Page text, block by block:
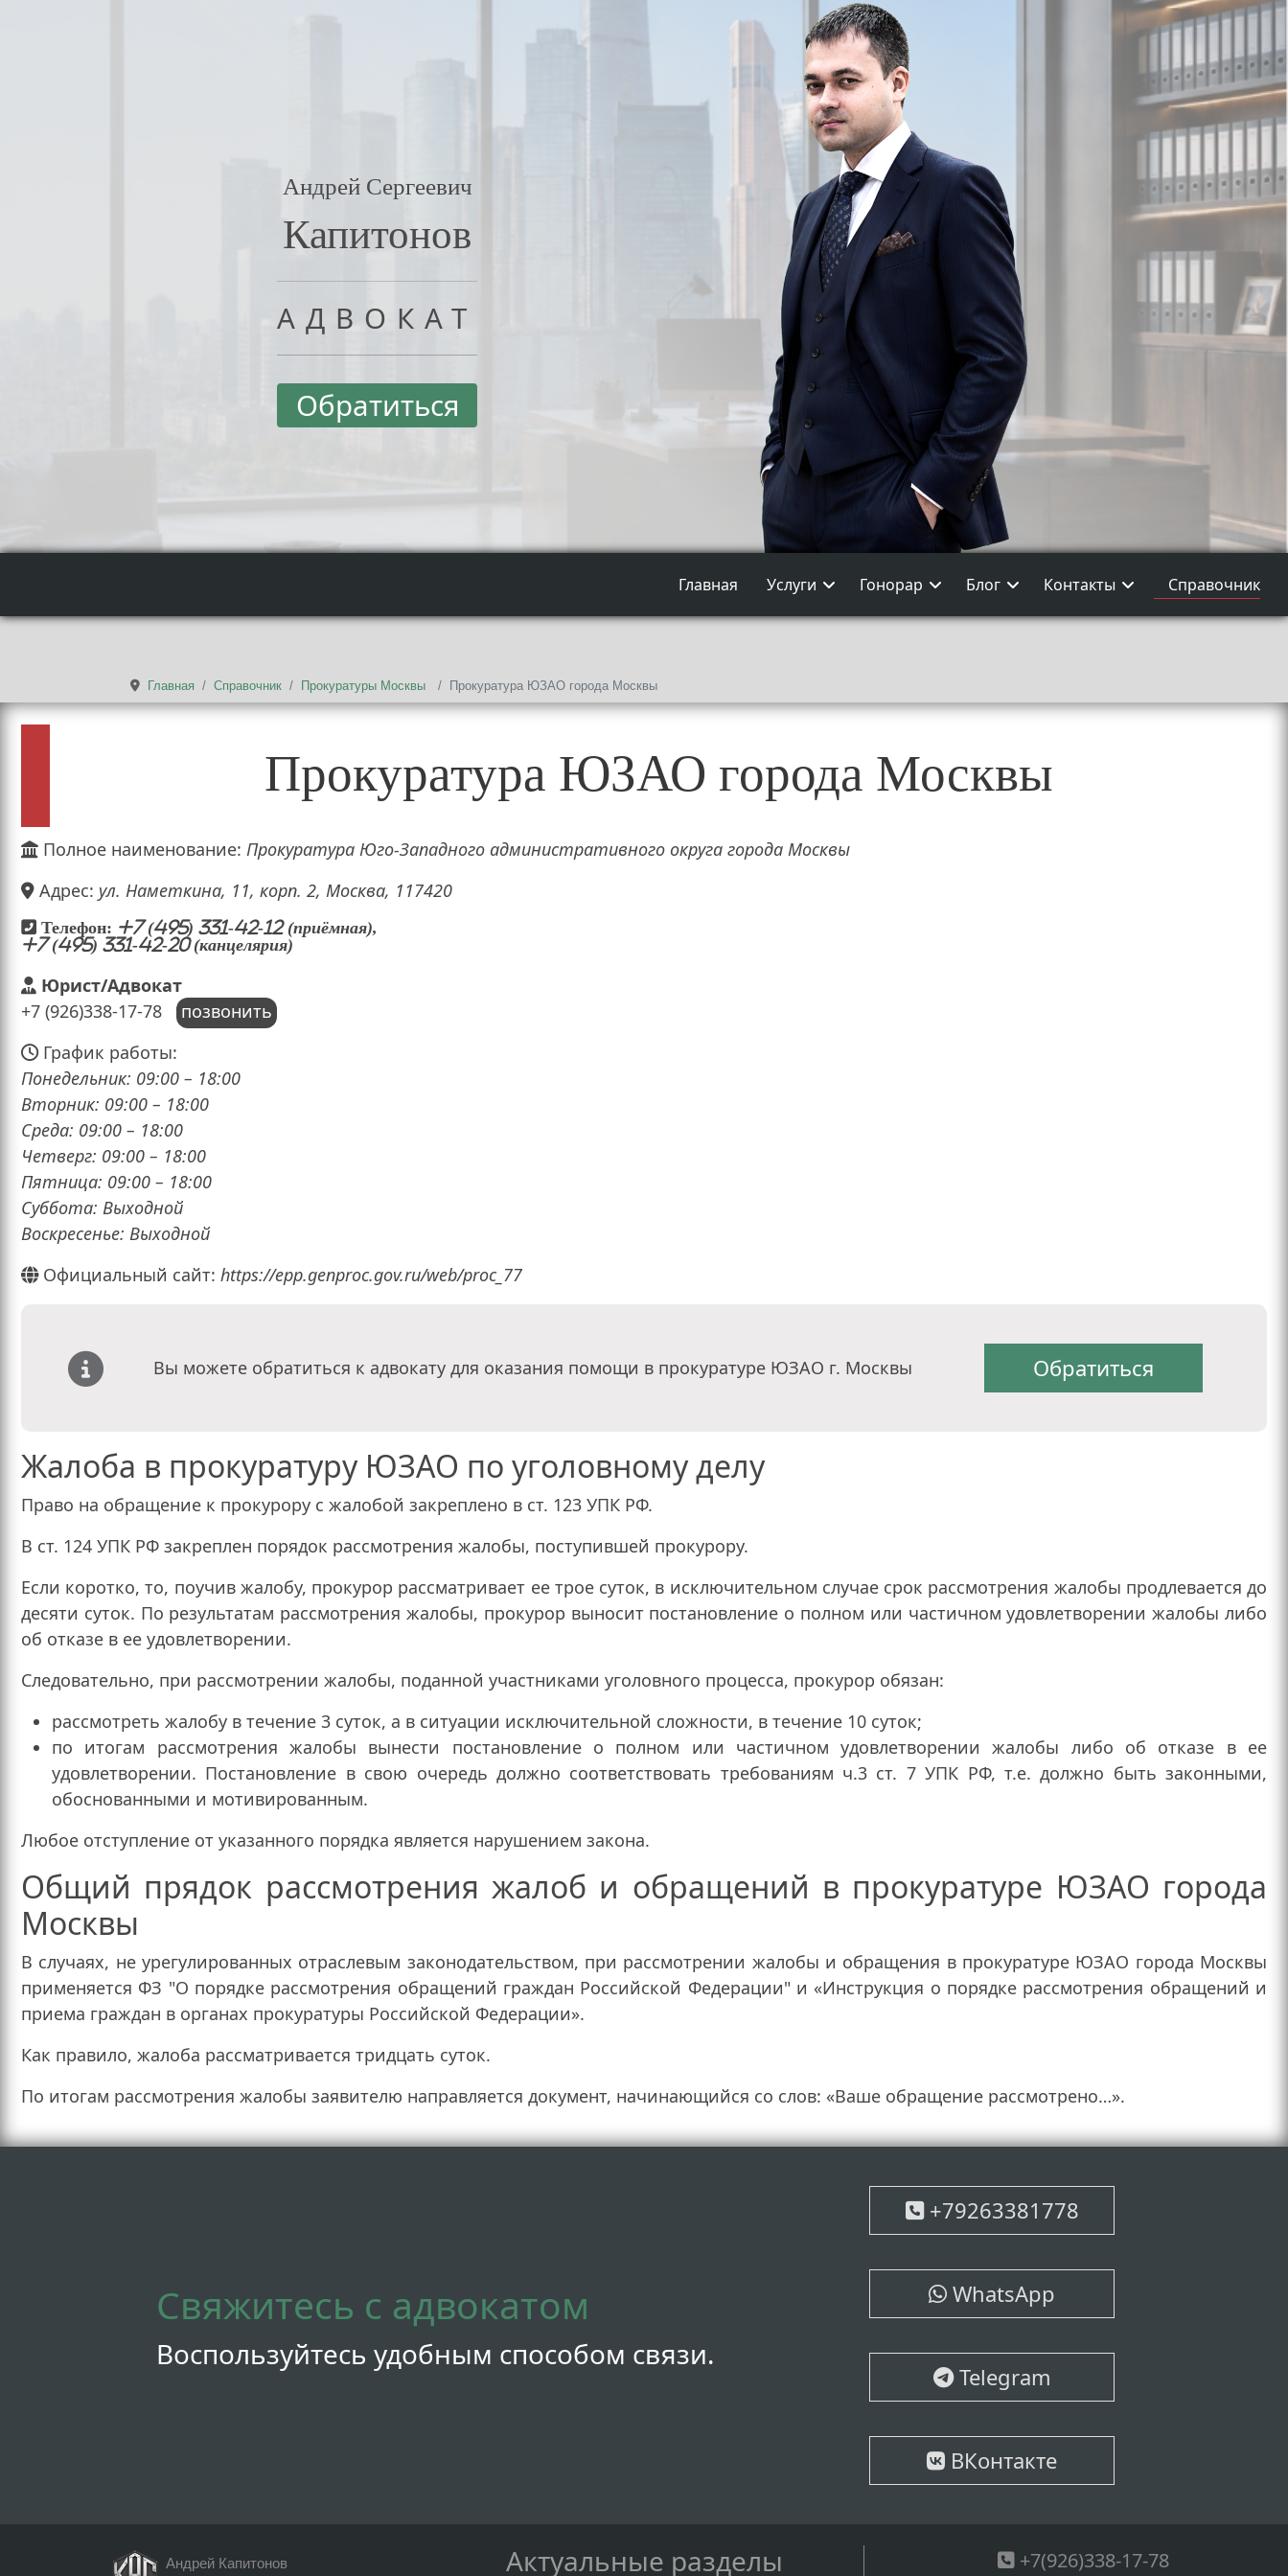
Андрей Сергеевич
Капитонов
АДВОКАТ
Обратиться
Главная Услуги Гонорар Блог Контакты Справочник
Главная Справочник Прокуратуры Москвы Прокуратура ЮЗАО города Москвы
Прокуратура ЮЗАО города Москвы
Полное наименование: Прокуратура Юго-Западного административного округа города Москвы
Адрес: ул. Наметкина, 11, корп. 2, Москва, 117420
Телефон: +7 (495) 331-42-12 (приёмная),
+7 (495) 331-42-20 (канцелярия)
Юрист/Адвокат
+7 (926)338-17-78
позвонить
График работы:
Понедельник: 09:00 – 18:00
Вторник: 09:00 – 18:00
Среда: 09:00 – 18:00
Четверг: 09:00 – 18:00
Пятница: 09:00 – 18:00
Суббота: Выходной
Воскресенье: Выходной
Официальный сайт: https://epp.genproc.gov.ru/web/proc_77
Вы можете обратиться к адвокату для оказания помощи в прокуратуре ЮЗАО г. Москвы Обратиться
Жалоба в прокуратуру ЮЗАО по уголовному делу
Право на обращение к прокурору с жалобой закреплено в ст. 123 УПК РФ.
В ст. 124 УПК РФ закреплен порядок рассмотрения жалобы, поступившей прокурору.
Если коротко, то, поучив жалобу, прокурор рассматривает ее трое суток, в исключительном случае срок рассмотрения жалобы продлевается до
десяти суток. По результатам рассмотрения жалобы, прокурор выносит постановление о полном или частичном удовлетворении жалобы либо
об отказе в ее удовлетворении.
Следовательно, при рассмотрении жалобы, поданной участниками уголовного процесса, прокурор обязан:
рассмотреть жалобу в течение 3 суток, а в ситуации исключительной сложности, в течение 10 суток;
по итогам рассмотрения жалобы вынести постановление о полном или частичном удовлетворении жалобы либо об отказе в ее
удовлетворении. Постановление в свою очередь должно соответствовать требованиям ч.3 ст. 7 УПК РФ, т.е. должно быть законными,
обоснованными и мотивированным.
Любое отступление от указанного порядка является нарушением закона.
Общий прядок рассмотрения жалоб и обращений в прокуратуре ЮЗАО города
Москвы
В случаях, не урегулированных отраслевым законодательством, при рассмотрении жалобы и обращения в прокуратуре ЮЗАО города Москвы
применяется ФЗ "О порядке рассмотрения обращений граждан Российской Федерации" и «Инструкция о порядке рассмотрения обращений и
приема граждан в органах прокуратуры Российской Федерации».
Как правило, жалоба рассматривается тридцать суток.
По итогам рассмотрения жалобы заявителю направляется документ, начинающийся со слов: «Ваше обращение рассмотрено…».
Свяжитесь с адвокатом
Воспользуйтесь удобным способом связи.
+79263381778
WhatsApp
Telegram
ВКонтакте
Андрей Капитонов Актуальные разделы +7(926)338-17-78